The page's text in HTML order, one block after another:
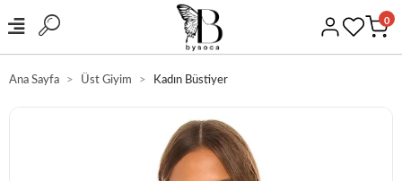
0
Ana Sayfa Üst Giyim Kadın Büstiyer